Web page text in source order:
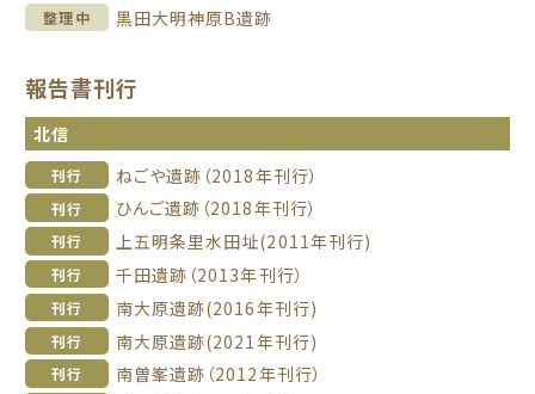
整理中 黒田大明神原B遺跡
報告書刊行
北信
刊行 ねごや遺跡（2018年刊行）
刊行 ひんご遺跡（2018年刊行）
刊行 上五明条里水田址(2011年刊行)
刊行 千田遺跡（2013年刊行）
刊行 南大原遺跡(2016年刊行)
刊行 南大原遺跡(2021年刊行)
刊行 南曽峯遺跡（2012年刊行）